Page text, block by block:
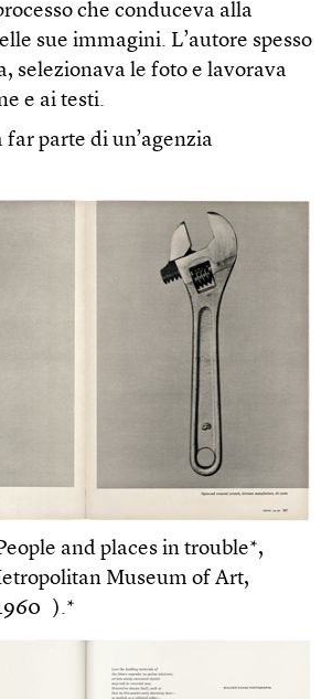
che conduceva alla
sue immagini. L’autore spesso
selezionava le foto e lavorava
e ai testi.
parte di un’agenzia
and places in trouble*,
Museum of Art,
).*